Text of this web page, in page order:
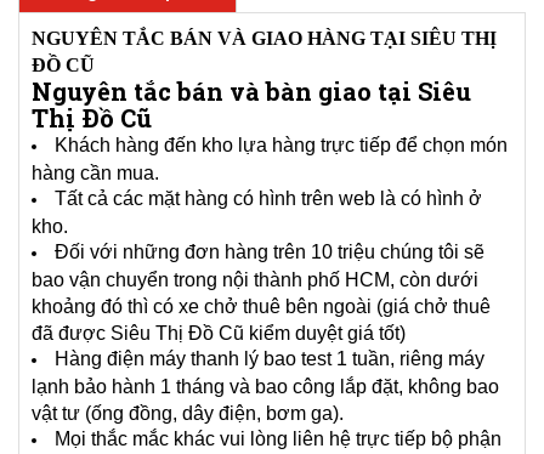
NGUYÊN TẮC BÁN VÀ GIAO HÀNG TẠI SIÊU THỊ
ĐỒ CŨ
Nguyên tắc bán và bàn giao tại Siêu
Thị Đồ Cũ
Khách hàng đến kho lựa hàng trực tiếp để chọn món
hàng cần mua.
Tất cả các mặt hàng có hình trên web là có hình ở
kho.
Đối với những đơn hàng trên 10 triệu chúng tôi sẽ
bao vận chuyển trong nội thành phố HCM, còn dưới
khoảng đó thì có xe chở thuê bên ngoài (giá chở thuê
đã được Siêu Thị Đồ Cũ kiểm duyệt giá tốt)
Hàng điện máy thanh lý bao test 1 tuần, riêng máy
lạnh bảo hành 1 tháng và bao công lắp đặt, không bao
vật tư (ống đồng, dây điện, bơm ga).
Mọi thắc mắc khác vui lòng liên hệ trực tiếp bộ phận